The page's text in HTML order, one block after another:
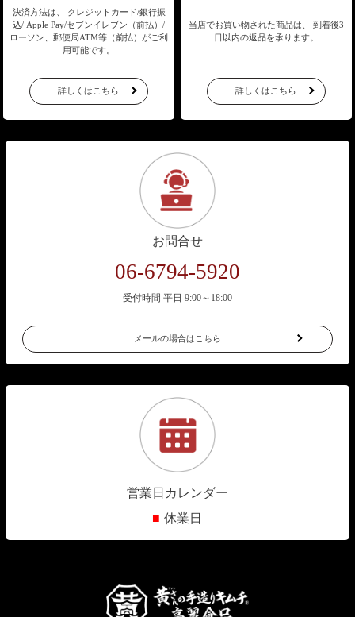
決済方法は、 クレジットカード/銀行振
込/ Apple Pay/セブンイレブン（前払）/
ローソン、郵便局ATM等（前払）がご利
用可能です。
詳しくはこちら
当店でお買い物された商品は、
到着後3
日以内の返品を承ります。
詳しくはこちら
お問合せ
06-6794-5920
受付時間 平日 9:00～18:00
メールの場合はこちら
営業日カレンダー
■ 休業日